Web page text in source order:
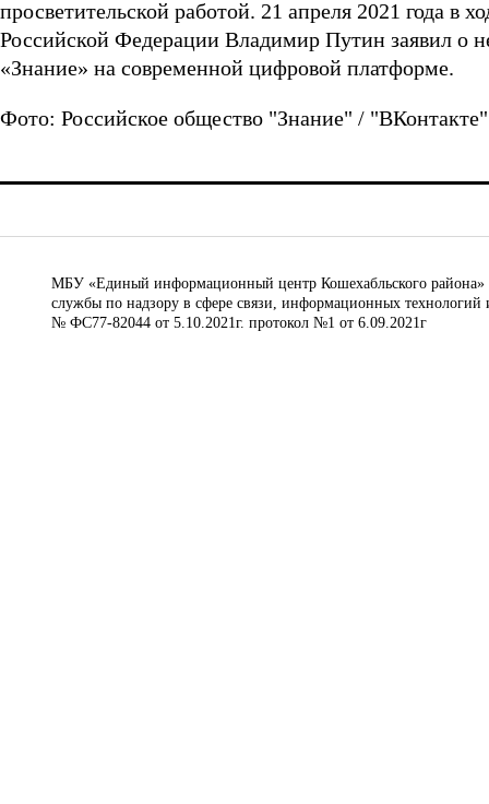
просветительской работой. 21 апреля 2021 года
Российской Федерации Владимир Путин заявил о
«Знание» на современной цифровой платформе.
Фото: Российское общество "Знание" / "ВКонтакте"
МБУ «Единый информационный центр Кошехабльского района»
службы по надзору в сфере связи, информационных
№ ФС77-82044 от 5.10.2021г. протокол №1 от 6.09.2021г